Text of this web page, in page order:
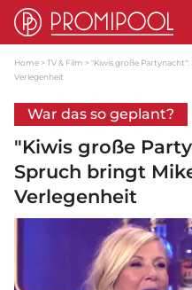
Home TV & Film
"Kiwis große
Verlegenheit
War das so geplant?
"Kiwis große
Spruch bringt
Verlegenheit